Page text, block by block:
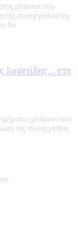
μπάσκετ του
της συνεργασίας της
θα
Ιωαννίδης… στη
μπάσκετ του
της συνεργασίας